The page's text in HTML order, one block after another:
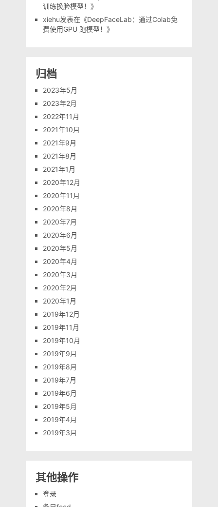
训练换脸模型！ 》
xiehu发表在《DeepFaceLab：通过Colab免
费使用GPU 跑模型！ 》
归档
2023年5月
2023年2月
2022年11月
2021年10月
2021年9月
2021年8月
2021年1月
2020年12月
2020年11月
2020年8月
2020年7月
2020年6月
2020年5月
2020年4月
2020年3月
2020年2月
2020年1月
2019年12月
2019年11月
2019年10月
2019年9月
2019年8月
2019年7月
2019年6月
2019年5月
2019年4月
2019年3月
其他操作
登录